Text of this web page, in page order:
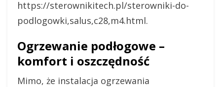
https://sterownikitech.pl/sterowniki-do-
podlogowki,salus,c28,m4.html.
Ogrzewanie podłogowe –
komfort i oszczędność
Mimo, że instalacja ogrzewania